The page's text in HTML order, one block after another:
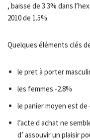
, baisse de 3.3% dans
2010 de 1.5%.
Quelques éléments clés
le pret à porter
les femmes -2.8%
le panier moyen est de
l’acte d achat ne
d’ assouvir un plaisir